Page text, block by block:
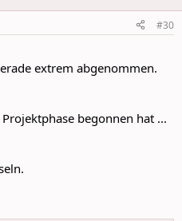
#30
extrem abgenommen.
begonnen hat ...